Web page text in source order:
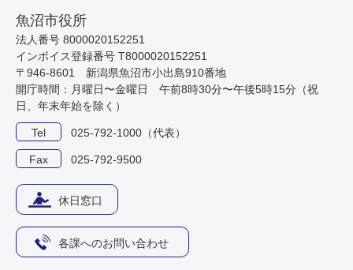
魚沼市役所
法人番号 8000020152251
インボイス登録番号 T8000020152251
〒946-8601 新潟県魚沼市小出島910番地
開庁時間：月曜日〜金曜日 午前8時30分〜午後5時15分（祝
日、年末年始を除く）
Tel 025-792-1000（代表）
Fax 025-792-9500
休日窓口
各課へのお問い合わせ